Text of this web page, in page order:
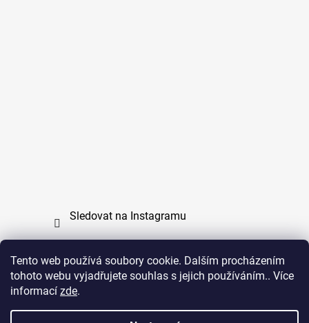
Tento web používá soubory cookie. Dalším procházením
tohoto webu vyjadřujete souhlas s jejich používáním.. Více
informací zde.
Sledovat na Instagramu
Copyright (c) 2011 - 2026 zoo-branik.cz - Všechna